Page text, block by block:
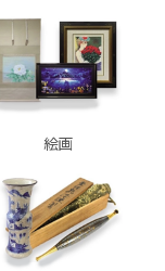
絵画